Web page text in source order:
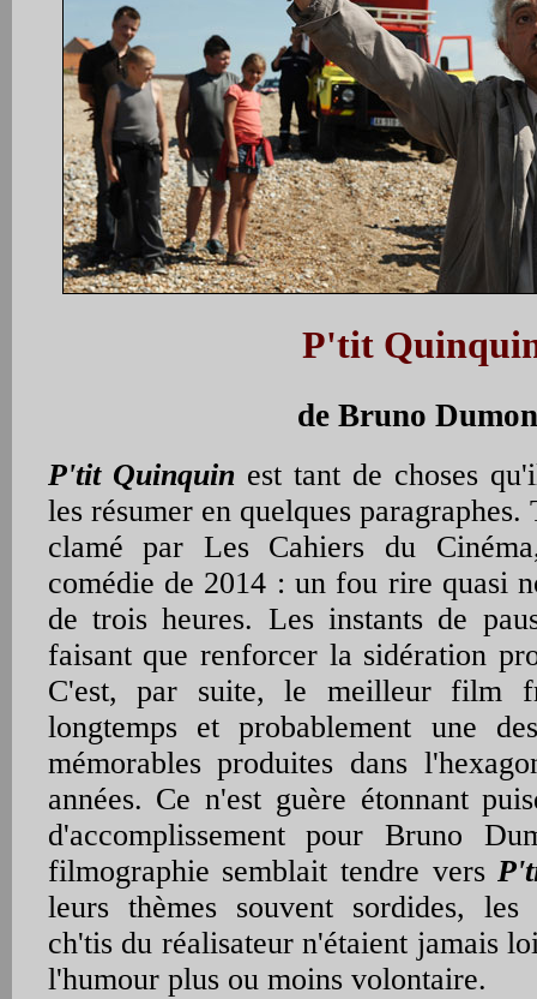
P'tit
de Bruno
P'tit Quinquin est tant de choses
les résumer en quelques
clamé par Les Cahiers du
comédie de 2014 : un fou rire quasi
de trois heures. Les instants de
faisant que renforcer la sidération
C'est, par suite, le meilleur film
longtemps et probablement une
mémorables produites dans
années. Ce n'est guère étonnant
d'accomplissement pour Bruno
filmographie semblait tendre vers
leurs thèmes souvent sordides, les
ch'tis du réalisateur n'étaient jamais
l'humour plus ou moins volontaire.